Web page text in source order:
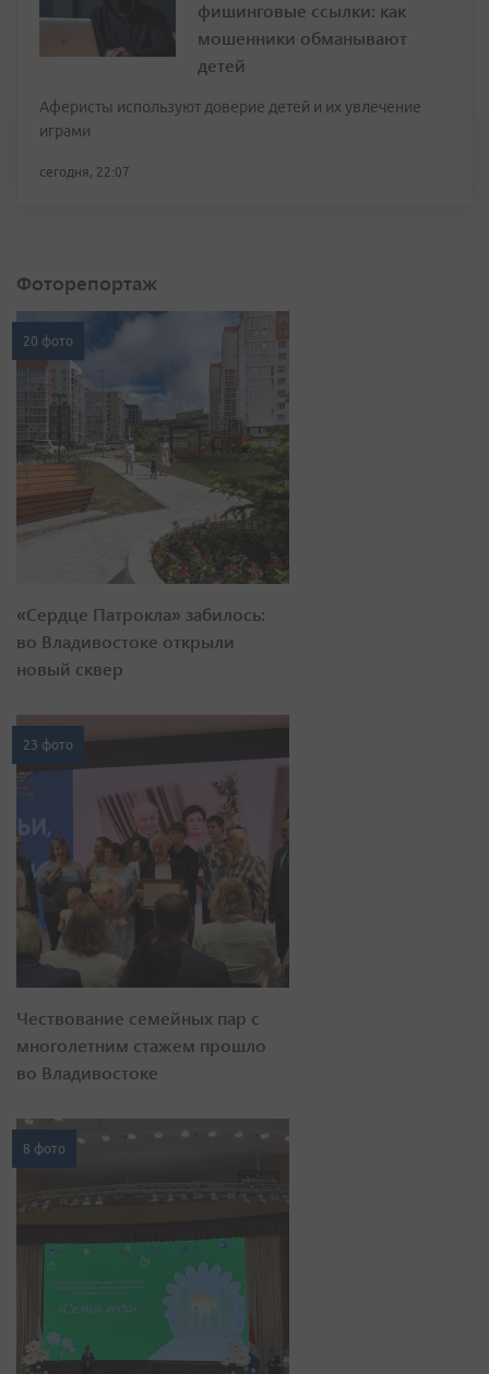
фишинговые ссылки: как
мошенники обманывают
детей
Аферисты используют доверие детей и их увлечение
играми
сегодня, 22:07
Фоторепортаж
20 фото
«Сердце Патрокла» забилось:
во Владивостоке открыли
новый сквер
23 фото
Чествование семейных пар с
многолетним стажем прошло
во Владивостоке
8 фото